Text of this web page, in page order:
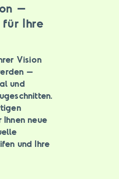
–
Ihre
Vision
–
und
neue
und Ihre